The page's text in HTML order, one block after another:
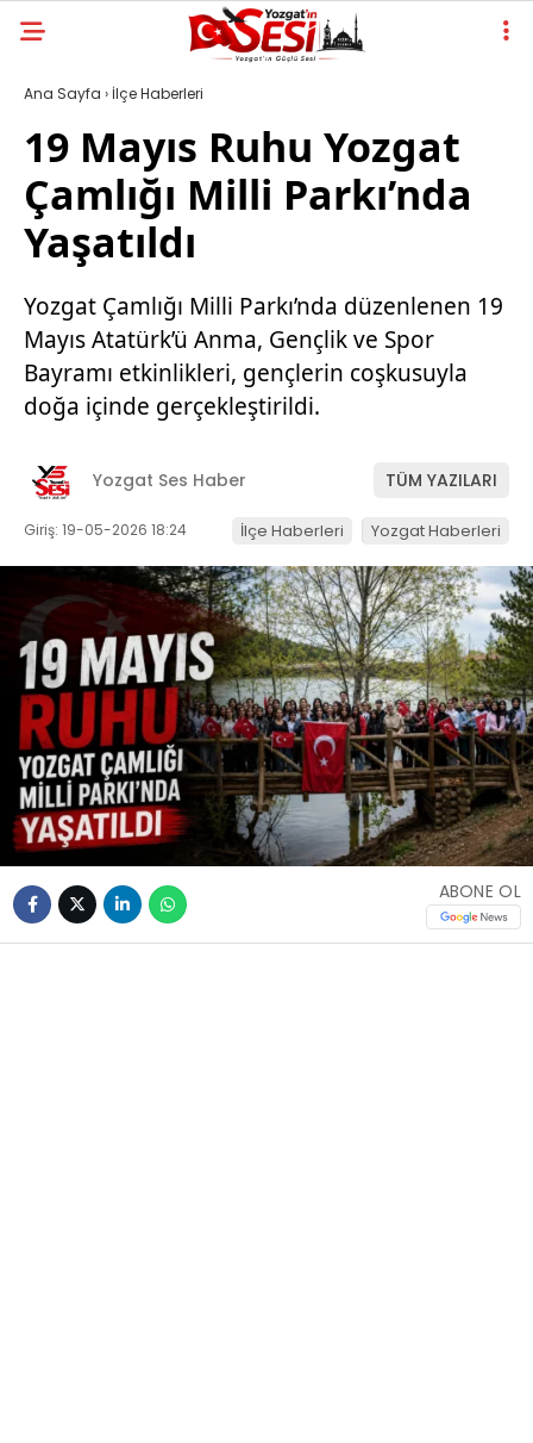
Ana Sayfa › İlçe Haberleri
19 Mayıs Ruhu Yozgat
Çamlığı Milli Parkı’nda
Yaşatıldı
Yozgat Çamlığı Milli Parkı’nda düzenlenen 19
Mayıs Atatürk’ü Anma, Gençlik ve Spor
Bayramı etkinlikleri, gençlerin coşkusuyla
doğa içinde gerçekleştirildi.
Yozgat Ses Haber TÜM YAZILARI
Giriş: 19-05-2026 18:24 İlçe Haberleri Yozgat Haberleri
ABONE OL